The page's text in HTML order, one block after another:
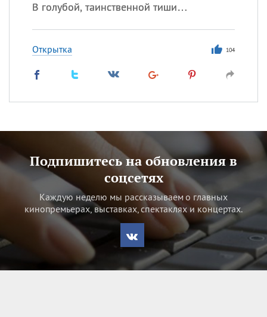
В голубой, таинственной тиши…
Открытка 104
Подпишитесь на обновления в
соцсетях
Каждую неделю мы рассказываем о главных
кинопремьерах, выставках, спектаклях и концертах.